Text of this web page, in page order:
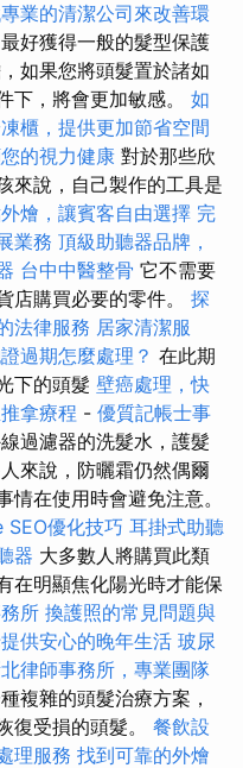
業的清潔公司來改善環
好獲得一般的髮型保護
如果您將頭髮置於諸如
下，將會更加敏感。 如
櫃，提供更加節省空間
的視力健康 對於那些欣
來說，自己製作的工具是
燴，讓賓客自由選擇 完
業務 頂級助聽器品牌，
台中中醫整骨 它不需要
店購買必要的零件。 探
法律服務 居家清潔服
過期怎麼處理？ 在此期
下的頭髮 壁癌處理，快
拿療程 - 優質記帳士事
過濾器的洗髮水，護髮
來說，防曬霜仍然偶爾
在使用時會避免注意。
優化技巧 耳掛式助聽
器 大多數人將購買此類
在明顯焦化陽光時才能保
所 換護照的常見問題與
供安心的晚年生活 玻尿
律師事務所，專業團隊
複雜的頭髮治療方案，
復受損的頭髮。 餐飲設
理服務 找到可靠的外燴